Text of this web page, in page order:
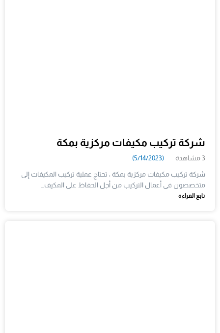
شركة تركيب مكيفات مركزية بمكة
3 مشاهدة (5/14/2023)
شركة تركيب مكيفات مركزية بمكة ، تحتاج عملية تركيب المكيفات إلى
متخصصون فى أعمال التركيب من أجل الحفاظ على المكيف…
تابع القراءة